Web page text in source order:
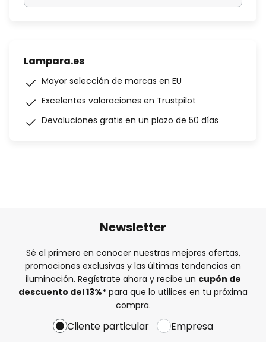
Lampara.es
Mayor selección de marcas en EU
Excelentes valoraciones en Trustpilot
Devoluciones gratis en un plazo de 50 días
Newsletter
Sé el primero en conocer nuestras mejores ofertas,
promociones exclusivas y las últimas tendencias en
iluminación. Regístrate ahora y recibe un cupón de
descuento del13%* para que lo utilices en tu próxima
compra.
Cliente particular Empresa